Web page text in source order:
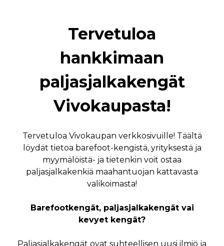
Tervetuloa
hankkimaan
paljasjalkakengät
Vivokaupasta!
Tervetuloa Vivokaupan verkkosivuille! Täältä
löydät tietoa barefoot-kengistä, yrityksestä ja
myymälöistä- ja tietenkin voit ostaa
paljasjalkakenkiä maahantuojan kattavasta
valikoimasta!
Barefootkengät, paljasjalkakengät vai
kevyet kengät?
Paljasjalkakengät ovat suhteellisen uusi ilmiö ja